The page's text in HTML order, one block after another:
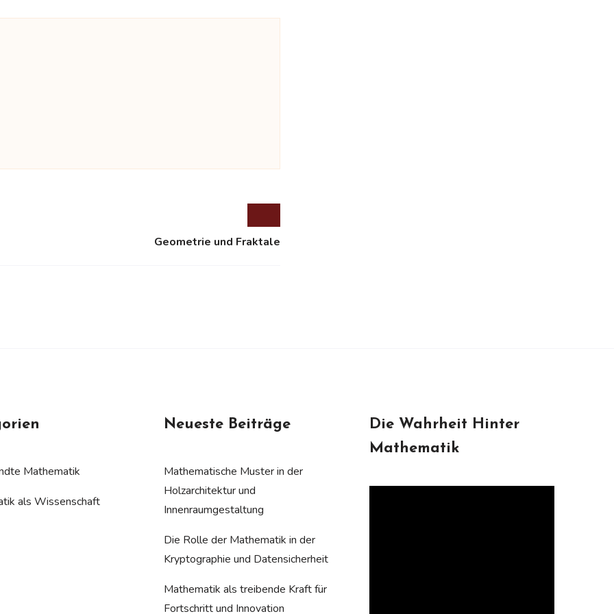
Geometrie und Fraktale
Mathematik
als Wissenschaft
Neueste Beiträge
Mathematische Muster in der
Holzarchitektur und
Innenraumgestaltung
Die Rolle der Mathematik in der
Kryptographie und Datensicherheit
Mathematik als treibende Kraft für
Fortschritt und Innovation
Die Wahrheit Hinter
Mathematik